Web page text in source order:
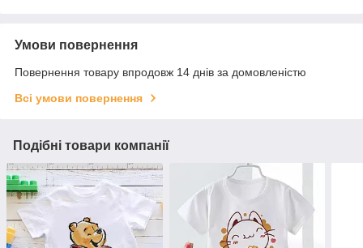
Умови повернення
Повернення товару впродовж 14 днів за домовленістю
Всі умови повернення
Подібні товари компанії